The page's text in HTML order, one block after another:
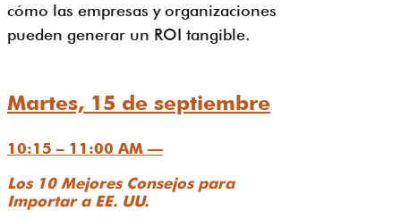
cómo las empresas y organizaciones
pueden generar un ROI tangible.
Martes, 15 de septiembre
10:15 – 11:00 AM —
Los 10 Mejores Consejos para
Importar a EE. UU.